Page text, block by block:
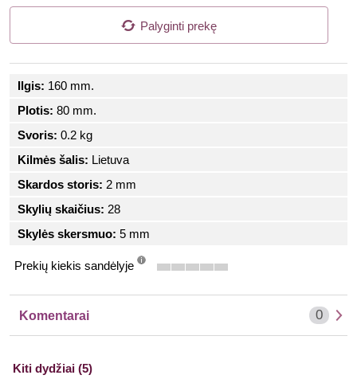
Palyginti prekę
Ilgis: 160 mm.
Plotis: 80 mm.
Svoris: 0.2 kg
Kilmės šalis: Lietuva
Skardos storis: 2 mm
Skylių skaičius: 28
Skylės skersmuo: 5 mm
Prekių kiekis sandėlyje
Komentarai 0
Kiti dydžiai (5)